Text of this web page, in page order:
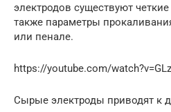
электродов существуют
также параметры
или пенале.
https://youtube.com/
Сырые электроды приводят к